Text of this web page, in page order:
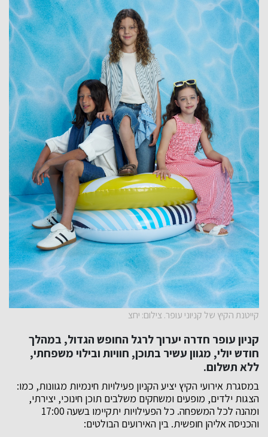
קייטנת הקיץ של קניוני עופר. צילום: יחצ
קניון עופר חדרה יערוך לרגל החופש הגדול, במהלך
חודש יולי, מגוון עשיר בתוכן, חוויות ובילוי משפחתי,
ללא תשלום.
במסגרת אירועי הקיץ יציע הקניון פעילויות חינמיות מגוונות, כמו:
הצגות ילדים, מופעים ומשחקים משלבים תוכן חינוכי, יצירתי,
ומהנה לכל המשפחה. כל הפעילויות יתקיימו בשעה 17:00
והכניסה אליהן חופשית. בין האירועים הבולטים: